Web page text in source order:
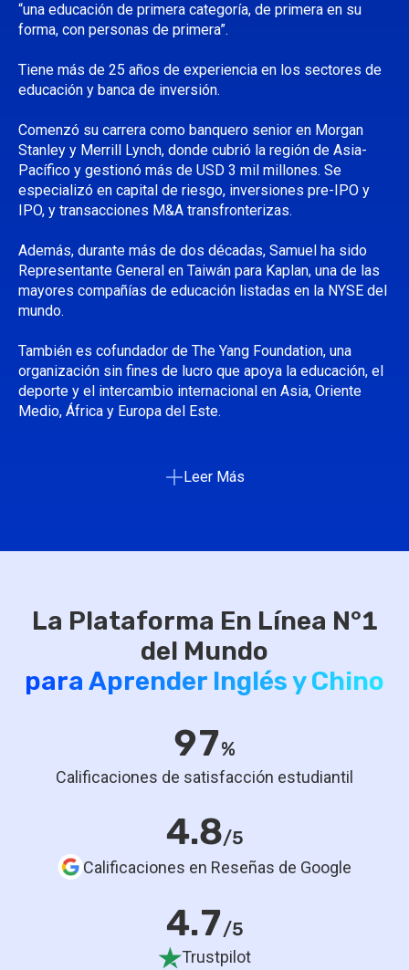
“una educación de primera categoría, de primera en su
forma, con personas de primera”.
Tiene más de 25 años de experiencia en los sectores de
educación y banca de inversión.
Comenzó su carrera como banquero senior en Morgan
Stanley y Merrill Lynch, donde cubrió la región de Asia-
Pacífico y gestionó más de USD 3 mil millones. Se
especializó en capital de riesgo, inversiones pre-IPO y
IPO, y transacciones M&A transfronterizas.
Además, durante más de dos décadas, Samuel ha sido
Representante General en Taiwán para Kaplan, una de las
mayores compañías de educación listadas en la NYSE del
mundo.
También es cofundador de The Yang Foundation, una
organización sin fines de lucro que apoya la educación, el
deporte y el intercambio internacional en Asia, Oriente
Medio, África y Europa del Este.
Leer Más
La Plataforma En Línea N°1
para Aprender Inglés y Chino
97%
Calificaciones de satisfacción estudiantil
4.8/5
Calificaciones en Reseñas de Google
4.7/5
Trustpilot